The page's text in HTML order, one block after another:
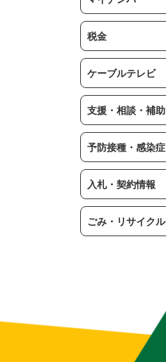
税金
ケーブルテレビ
支援・相談・補助
予防接種・感染症
入札・契約情報
ごみ・リサイクル